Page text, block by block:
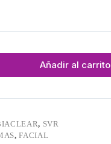
Añadir al carrito
, SVR
,FACIAL